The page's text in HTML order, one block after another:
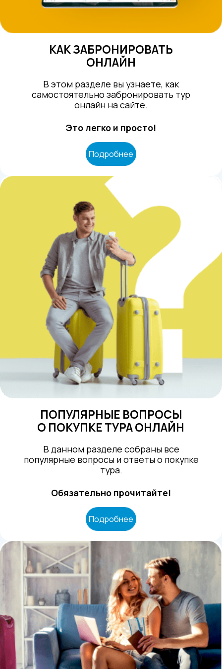
КАК ЗАБРОНИРОВАТЬ
ОНЛАЙН
В этом разделе вы узнаете, как
самостоятельно забронировать тур
онлайн на сайте.
Это легко и просто!
Подробнее
ПОПУЛЯРНЫЕ ВОПРОСЫ
О ПОКУПКЕ ТУРА ОНЛАЙН
В данном разделе собраны все
популярные вопросы и ответы о покупке
тура.
Обязательно прочитайте!
Подробнее